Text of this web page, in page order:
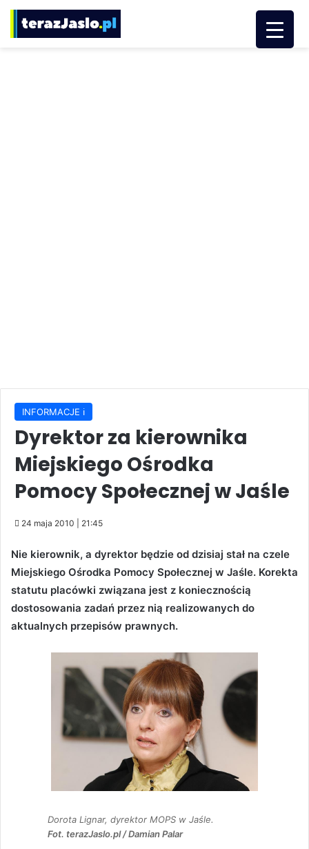
INFORMACJE ℹ️
Dyrektor za kierownika
Miejskiego Ośrodka
Pomocy Społecznej w Jaśle
24 maja 2010 | 21:45
Nie kierownik, a dyrektor będzie od dzisiaj stał na czele
Miejskiego Ośrodka Pomocy Społecznej w Jaśle. Korekta
statutu placówki związana jest z koniecznością
dostosowania zadań przez nią realizowanych do
aktualnych przepisów prawnych.
Dorota Lignar, dyrektor MOPS w Jaśle.
Fot. terazJaslo.pl / Damian Palar